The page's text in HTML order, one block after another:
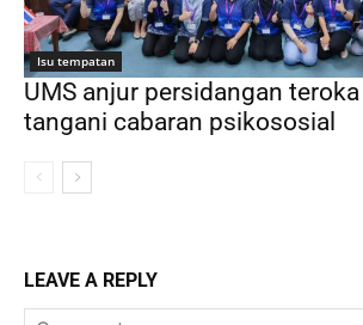
Isu tempatan
UMS anjur persidangan
tangani cabaran psikososial
LEAVE A REPLY